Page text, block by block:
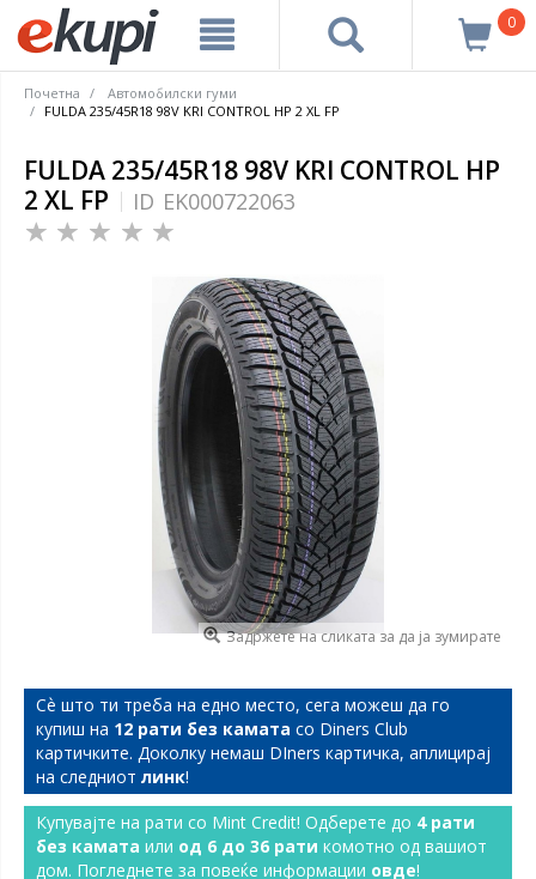
0
Почетна
Автомобилски гуми
FULDA 235/45R18 98V KRI CONTROL HP 2 XL FP
FULDA 235/45R18 98V KRI CONTROL HP
2 XL FP
ID EK000722063
Задржете на сликата за да ја зумирате
Сѐ што ти треба на едно место, сега можеш да го
купиш на 12 рати без камата со Diners Club
картичките. Доколку немаш DIners картичка, аплицирај
на следниот линк!
Купувајте на рати со Mint Credit! Одберете до 4 рати
без камата или од 6 до 36 рати комотно од вашиот
дом. Погледнете за повеќе информации овде!